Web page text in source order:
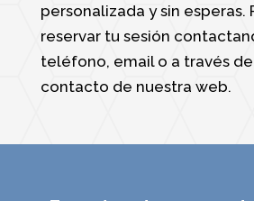
personalizada y sin esperas.
reservar tu sesión
teléfono, email o a través
contacto de nuestra web.